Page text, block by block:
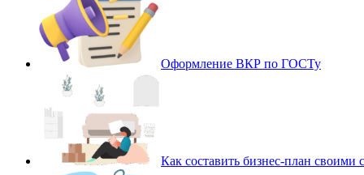
Оформление ВКР по ГОСТу
Как составить бизнес-план своими